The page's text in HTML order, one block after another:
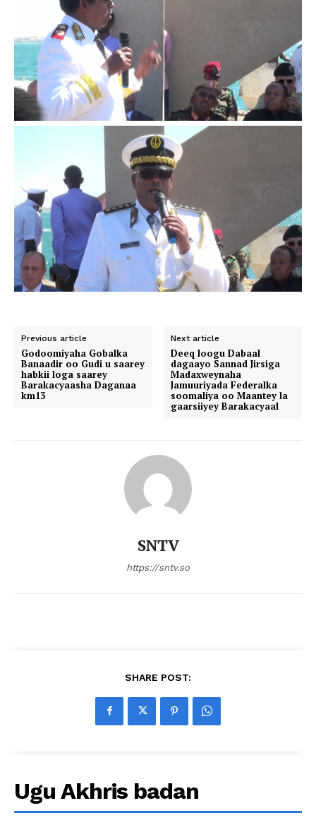
Previous article
Godoomiyaha Gobalka
Banaadir oo Gudi u saarey
habkii loga saarey
Barakacyaasha Daganaa
km13
Next article
Deeq loogu Dabaal
dagaayo Sannad Jirsiga
Madaxweynaha
Jamuuriyada Federalka
soomaliya oo Maantey la
gaarsiiyey Barakacyaal
SNTV
https://sntv.so
SHARE POST:
Ugu Akhris badan